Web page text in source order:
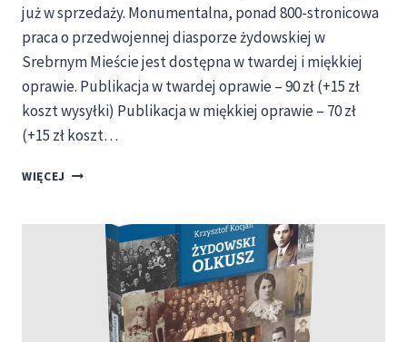
już w sprzedaży. Monumentalna, ponad 800-stronicowa
praca o przedwojennej diasporze żydowskiej w
Srebrnym Mieście jest dostępna w twardej i miękkiej
oprawie. Publikacja w twardej oprawie – 90 zł (+15 zł
koszt wysyłki) Publikacja w miękkiej oprawie – 70 zł
(+15 zł koszt…
WIĘCEJ „ŻYDOWSKI
KOCJANA
SPRZEDAŻY